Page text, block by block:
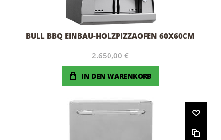
BULL BBQ EINBAU-HOLZPIZZAOFEN 60X60CM
2.650,00 €
IN DEN WARENKORB